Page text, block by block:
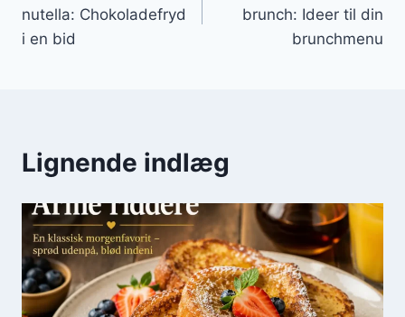
nutella: Chokoladefryd
i en bid
brunch: Ideer til din
brunchmenu
Lignende indlæg